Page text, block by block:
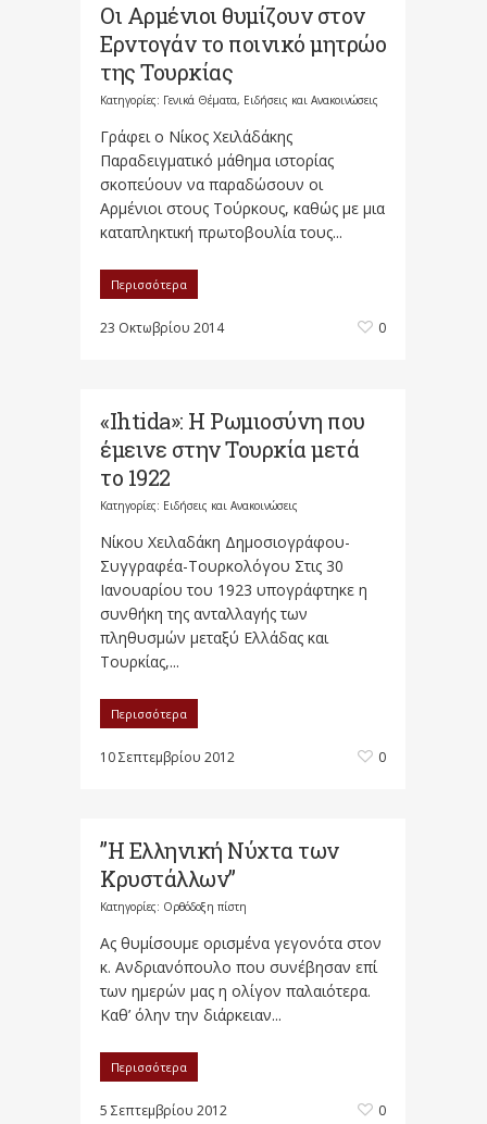
Οι Αρμένιοι θυμίζουν στον
Ερντογάν το ποινικό μητρώο
της Τουρκίας
Κατηγορίες: Γενικά Θέματα, Ειδήσεις και Ανακοινώσεις
Γράφει ο Νίκος Χειλάδάκης
Παραδειγματικό μάθημα ιστορίας
σκοπεύουν να παραδώσουν οι
Αρμένιοι στους Τούρκους, καθώς με μια
καταπληκτική πρωτοβουλία τους...
Περισσότερα
23 Οκτωβρίου 2014 0
«Ihtida»: Η Ρωμιοσύνη που
έμεινε στην Τουρκία μετά
το 1922
Κατηγορίες: Ειδήσεις και Ανακοινώσεις
Νίκου Χειλαδάκη Δημοσιογράφου-
Συγγραφέα-Τουρκολόγου Στις 30
Ιανουαρίου του 1923 υπογράφτηκε η
συνθήκη της ανταλλαγής των
πληθυσμών μεταξύ Ελλάδας και
Τουρκίας,...
Περισσότερα
10 Σεπτεμβρίου 2012 0
”Η Ελληνική Νύχτα των
Κρυστάλλων”
Κατηγορίες: Ορθόδοξη πίστη
Ας θυμίσουμε ορισμένα γεγονότα στον
κ. Ανδριανόπουλο που συνέβησαν επί
των ημερών μας η ολίγον παλαιότερα.
Καθ’ όλην την διάρκειαν...
Περισσότερα
5 Σεπτεμβρίου 2012 0